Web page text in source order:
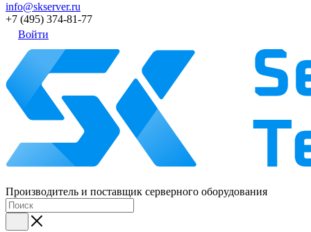
info@skserver.ru
+7 (495) 374-81-77
Войти
Производитель и поставщик серверного оборудования